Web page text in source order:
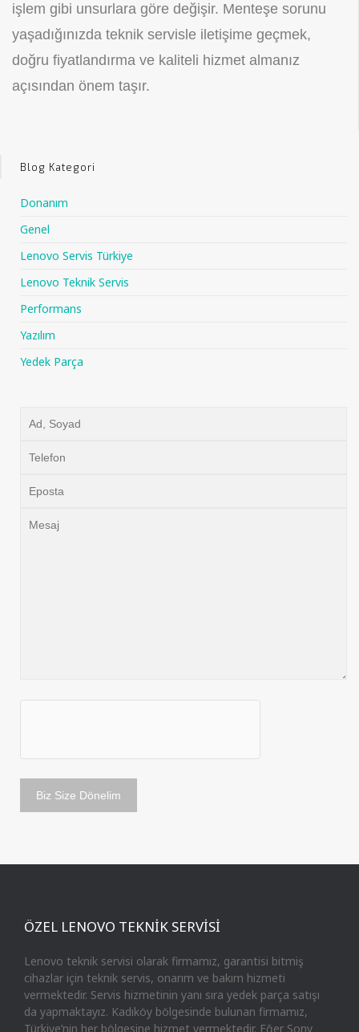
işlem gibi unsurlara göre değişir. Menteşe sorunu
yaşadığınızda teknik servisle iletişime geçmek,
doğru fiyatlandırma ve kaliteli hizmet almanız
açısından önem taşır.
Blog Kategori
Donanım
Genel
Lenovo Servis Türkiye
Lenovo Teknik Servis
Performans
Yazılım
Yedek Parça
ÖZEL LENOVO TEKNİK SERVİSİ
Lenovo teknik servisi olarak firmamız, garantisi bitmiş
cihazlar için teknik servis, onarım ve bakım hizmeti
vermektedir. Servis hizmetinin yanı sıra yedek parça satışı
da yapmaktayız. Kadıköy bölgesinde bulunan firmamız,
Türkiye’nin her bölgesine hizmet vermektedir. Eğer Sony